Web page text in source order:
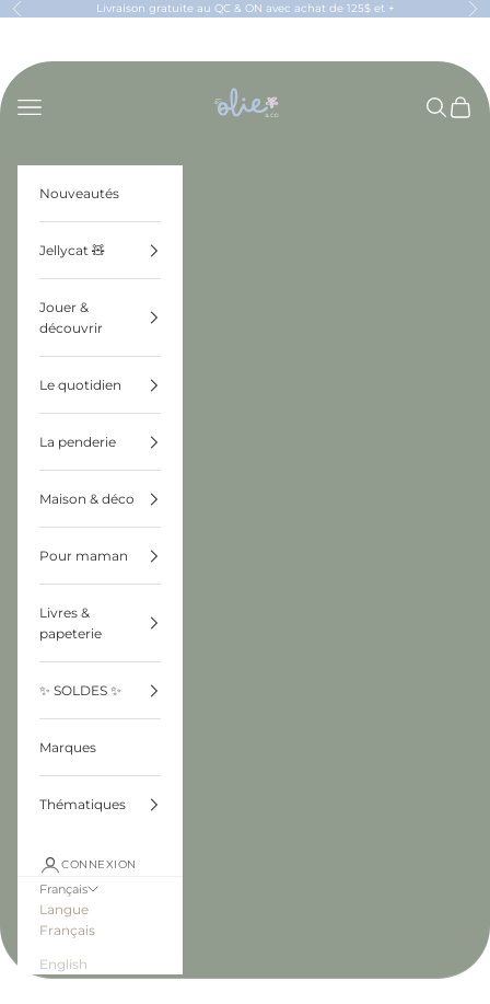
Passer au contenu
Précédent Livraison gratuite au QC & ON avec achat de 125$ et +
Menu
Panier
Nouveautés
Jellycat 🧸
Jouer &
découvrir
Le quotidien
La penderie
Maison & déco
Pour maman
Livres &
papeterie
✨ SOLDES ✨
Marques
Thématiques
CONNEXION
Français
Langue
Français
English